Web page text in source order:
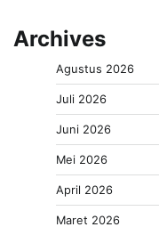
Archives
Agustus 2026
Juli 2026
Juni 2026
Mei 2026
April 2026
Maret 2026